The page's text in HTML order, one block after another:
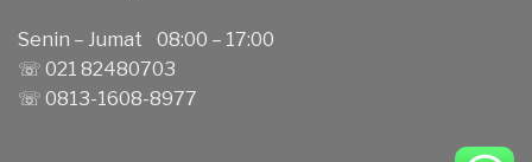
Senin – Jumat 08:00 – 17:00
☏ 021 82480703
☏ 0813-1608-8977